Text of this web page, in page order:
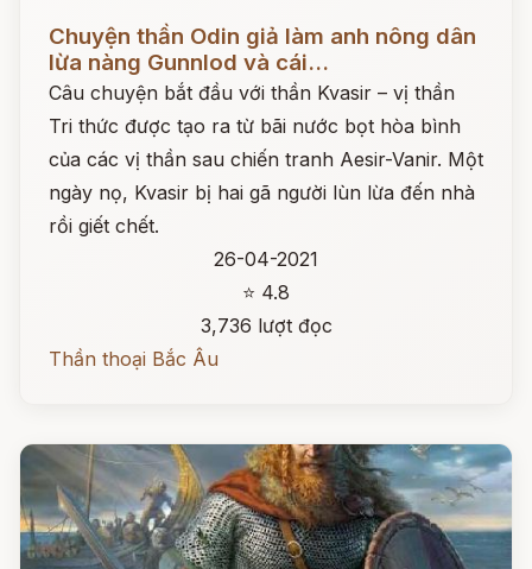
Chuyện thần Odin giả làm anh nông dân
lừa nàng Gunnlod và cái...
Câu chuyện bắt đầu với thần Kvasir – vị thần
Tri thức được tạo ra từ bãi nước bọt hòa bình
của các vị thần sau chiến tranh Aesir-Vanir. Một
ngày nọ, Kvasir bị hai gã người lùn lừa đến nhà
rồi giết chết.
26-04-2021
⭐ 4.8
3,736 lượt đọc
Thần thoại Bắc Âu